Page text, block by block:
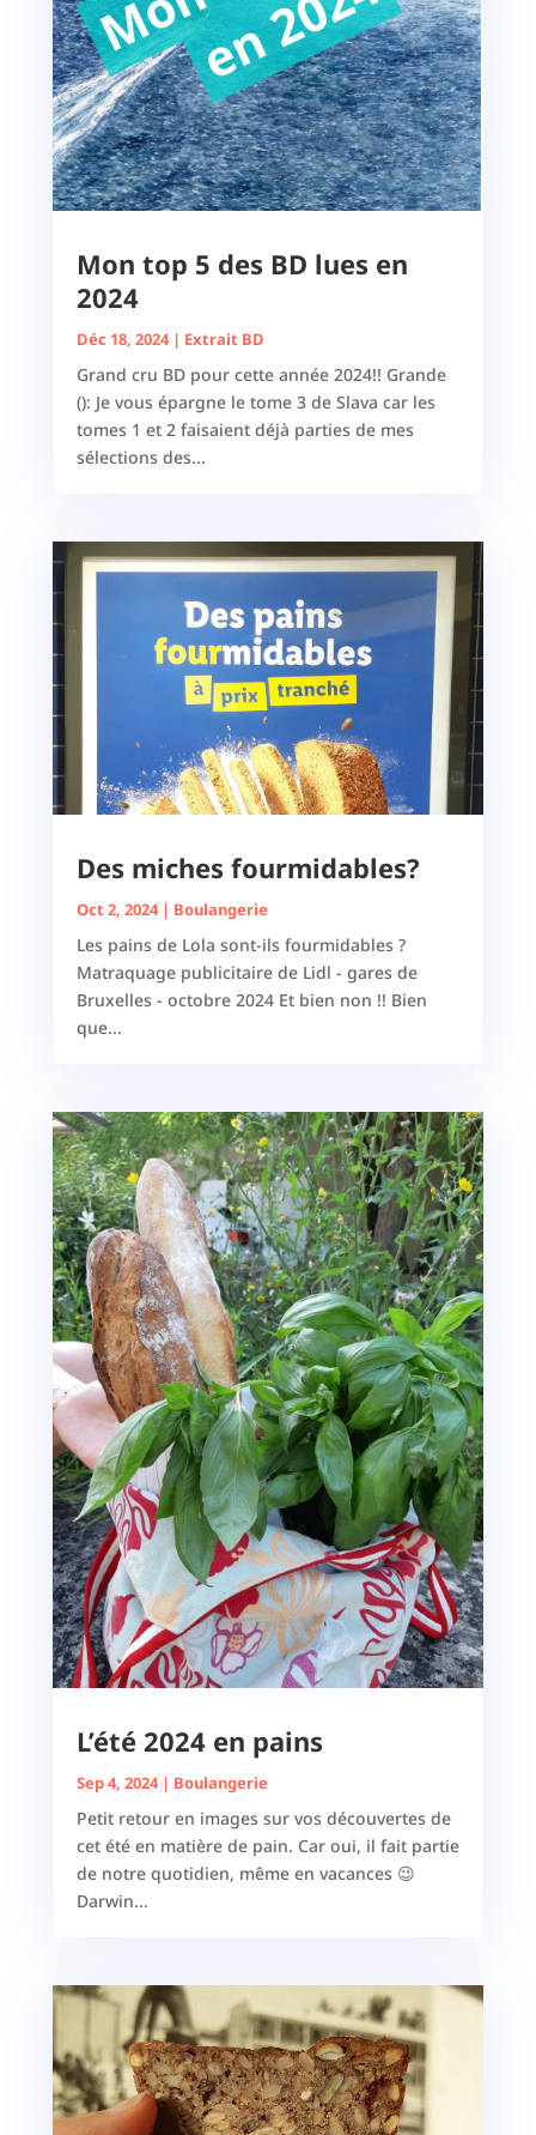
Mon top 5 des BD lues en
2024
Déc 18, 2024| Extrait BD
Grand cru BD pour cette année 2024!! Grande
(): Je vous épargne le tome 3 de Slava car les
tomes 1 et 2 faisaient déjà parties de mes
sélections des...
Des miches fourmidables?
Oct 2, 2024| Boulangerie
Les pains de Lola sont-ils fourmidables ?
Matraquage publicitaire de Lidl - gares de
Bruxelles - octobre 2024 Et bien non !! Bien
que...
L’été 2024 en pains
Sep 4, 2024| Boulangerie
Petit retour en images sur vos découvertes de
cet été en matière de pain. Car oui, il fait partie
de notre quotidien, même en vacances 😉
Darwin...